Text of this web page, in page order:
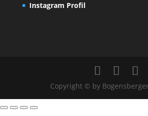
Instagram Profil
Copyright © by